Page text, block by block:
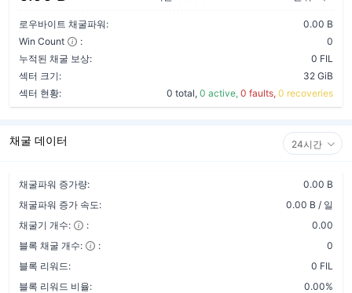
로우바이트 채굴파워:
0.00 B
Win Count
:
0
누적된 채굴 보상:
0 FIL
섹터 크기:
32 GiB
섹터 현황:
0 total, 0 active, 0 faults, 0 recoveries
채굴 데이터 24시간
채굴파워 증가량:
0.00 B
채굴파워 증가 속도:
0.00 B / 일
채굴기 개수:
:
0.00
블록 채굴 개수:
:
0
블록 리워드:
0 FIL
블록 리워드 비율:
0.00%